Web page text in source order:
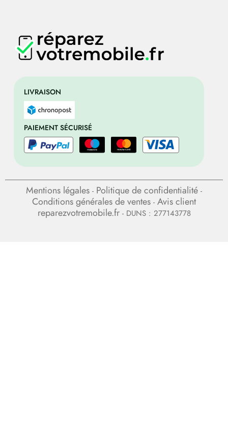
LIVRAISON
PAIEMENT SÉCURISÉ
Mentions légales - Politique de confidentialité -
Conditions générales de ventes - Avis client
reparezvotremobile.fr- DUNS : 277143778